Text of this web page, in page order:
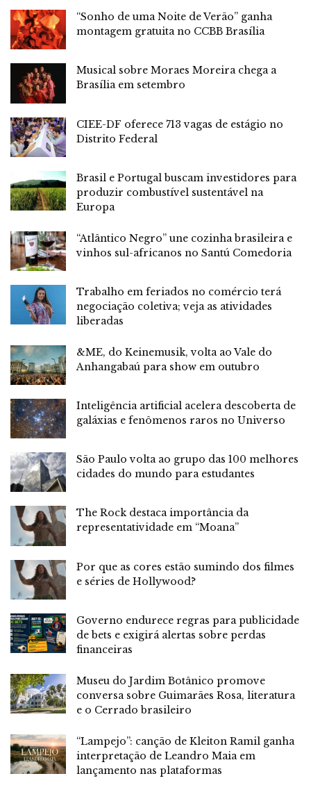
“Sonho de uma Noite de Verão” ganha
montagem gratuita no CCBB Brasília
Musical sobre Moraes Moreira chega a
Brasília em setembro
CIEE-DF oferece 713 vagas de estágio no
Distrito Federal
Brasil e Portugal buscam investidores para
produzir combustível sustentável na
Europa
“Atlântico Negro” une cozinha brasileira e
vinhos sul-africanos no Santú Comedoria
Trabalho em feriados no comércio terá
negociação coletiva; veja as atividades
liberadas
&ME, do Keinemusik, volta ao Vale do
Anhangabaú para show em outubro
Inteligência artificial acelera descoberta de
galáxias e fenômenos raros no Universo
São Paulo volta ao grupo das 100 melhores
cidades do mundo para estudantes
The Rock destaca importância da
representatividade em “Moana”
Por que as cores estão sumindo dos filmes
e séries de Hollywood?
Governo endurece regras para publicidade
de bets e exigirá alertas sobre perdas
financeiras
Museu do Jardim Botânico promove
conversa sobre Guimarães Rosa, literatura
e o Cerrado brasileiro
“Lampejo”: canção de Kleiton Ramil ganha
interpretação de Leandro Maia em
lançamento nas plataformas